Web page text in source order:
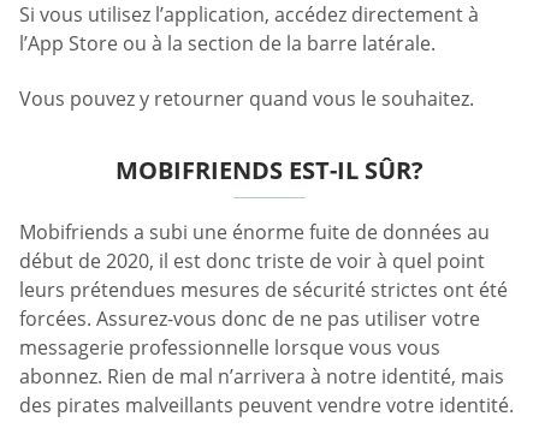
Si vous utilisez l’application, accédez directement à
l’App Store ou à la section de la barre latérale.
Vous pouvez y retourner quand vous le souhaitez.
MOBIFRIENDS EST-IL SÛR?
Mobifriends a subi une énorme fuite de données au
début de 2020, il est donc triste de voir à quel point
leurs prétendues mesures de sécurité strictes ont été
forcées. Assurez-vous donc de ne pas utiliser votre
messagerie professionnelle lorsque vous vous
abonnez. Rien de mal n’arrivera à notre identité, mais
des pirates malveillants peuvent vendre votre identité.